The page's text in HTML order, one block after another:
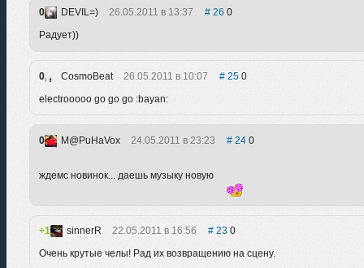
0 DEVIL=) 26.05.2011 в 13:37 26 0
Радует))
0 CosmoBeat 26.05.2011 в 10:07 250
electrooooo go go go :bayan:
0 M@PuHaVox 24.05.2011 в 23:23 240
ждемс новинок... даешь музыку новую
1 sinnerR 22.05.2011 в 16:56 230
Очень крутые челы! Рад их возвращению на сцену.